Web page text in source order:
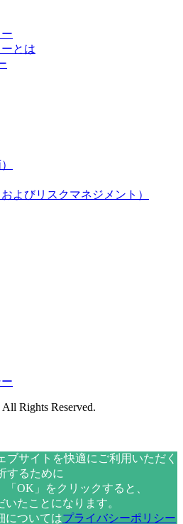
とは
よびリスクマネジメント）
Rights Reserved.
ブサイトを快適にご利用いただく
するために
OK」をクリックすると、
たことになります。
についてはプライバシーポリシー